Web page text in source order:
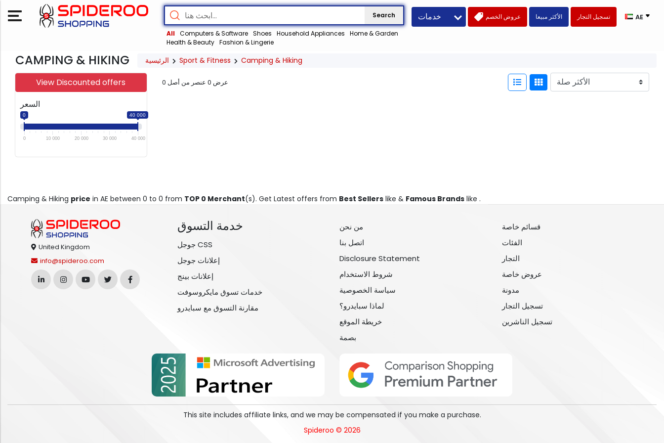
Search
All Computers & Software Shoes Household Appliances
Home & Garden
Health & Beauty Fashion & Lingerie
خدمات عروض الخصم الأكثر مبيعا تسجيل التجار AE
CAMPING & HIKING الرئيسية Sport & Fitness Camping & Hiking
View Discounted offers
السعر
0 40 000
0 10 000 20 000 30 000 40 000
عرض 0 عنصر من أصل 0
Camping & Hiking price in AE between 0 to 0 from TOP 0 Merchant(s). Get Latest offers from Best Sellers like & Famous Brands like .
United Kingdom
info@spideroo.com
خدمة التسوق
جوجل CSS
إعلانات جوجل
إعلانات بينج
خدمات تسوق مايكروسوفت
مقارنة التسوق مع سبايدرو
من نحن
اتصل بنا
Disclosure Statement
شروط الاستخدام
سياسة الخصوصية
لماذا سبايدرو؟
خريطة الموقع
بصمة
قسائم خاصة
الفئات
التجار
عروض خاصة
مدونة
تسجيل التجار
تسجيل الناشرين
This site includes affiliate links, and we may be compensated if you make a purchase.
Spideroo © 2026